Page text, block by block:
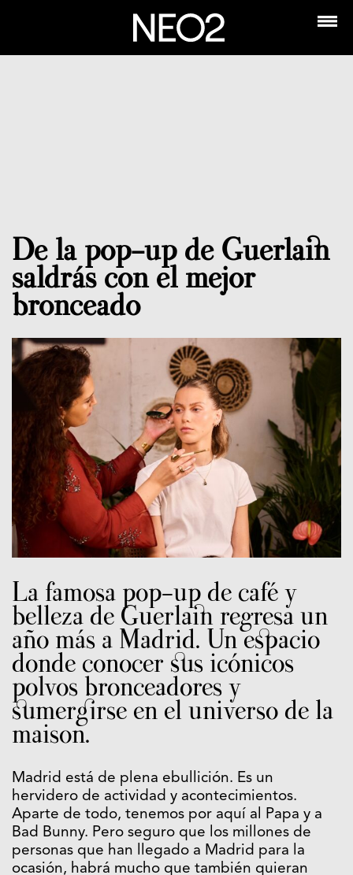
De la pop-up de Guerlain
saldrás con el mejor
bronceado
La famosa pop-up de café y
belleza de Guerlain regresa un
año más a Madrid. Un espacio
donde conocer sus icónicos
polvos bronceadores y
sumergirse en el universo de la
maison.
Madrid está de plena ebullición. Es un
hervidero de actividad y acontecimientos.
Aparte de todo, tenemos por aquí al Papa y a
Bad Bunny. Pero seguro que los millones de
personas que han llegado a Madrid para la
ocasión, habrá mucho que también quieran